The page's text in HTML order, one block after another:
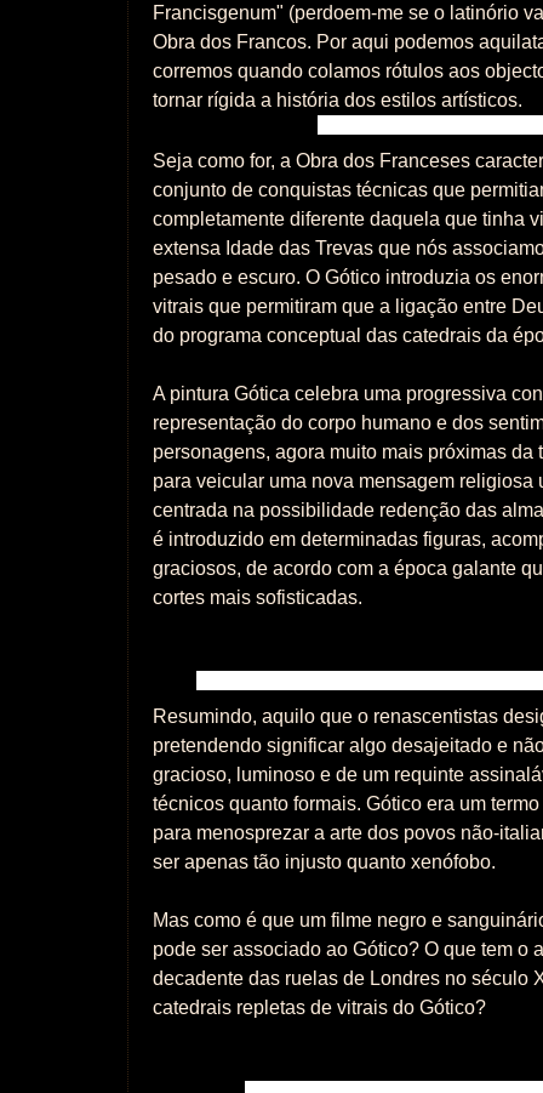
Francisgenum" (perdoem-me se o latinório
Obra dos Francos. Por aqui podemos
corremos quando colamos rótulos aos
tornar rígida a história dos estilos artísticos.
Seja como for, a Obra dos Franceses
conjunto de conquistas técnicas que
completamente diferente daquela que tinha
extensa Idade das Trevas que nós
pesado e escuro. O Gótico introduzia os
vitrais que permitiram que a ligação entre
do programa conceptual das catedrais da
A pintura Gótica celebra uma progressiva
representação do corpo humano e dos
personagens, agora muito mais próximas da
para veicular uma nova mensagem religiosa
centrada na possibilidade redenção das
é introduzido em determinadas figuras,
graciosos, de acordo com a época galante
cortes mais sofisticadas.
Resumindo, aquilo que o renascentistas
pretendendo significar algo desajeitado e
gracioso, luminoso e de um requinte
técnicos quanto formais. Gótico era um
para menosprezar a arte dos povos não-
ser apenas tão injusto quanto xenófobo.
Mas como é que um filme negro e
pode ser associado ao Gótico? O que tem o
decadente das ruelas de Londres no século
catedrais repletas de vitrais do Gótico?